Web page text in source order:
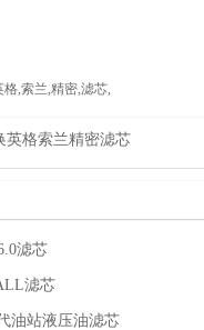
格,索兰,精密,滤芯,
英格索兰精密滤芯
滤芯
滤芯
油站液压油滤芯